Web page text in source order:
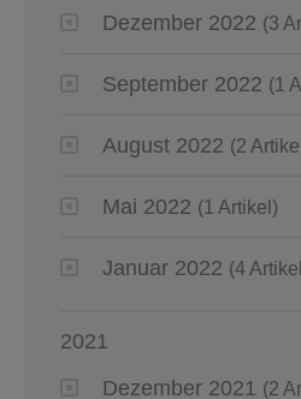
Dezember 2022 (3
September 2022 (1
August 2022 (2
Mai 2022 (1 Artikel)
Januar 2022 (4
2021
Dezember 2021 (2